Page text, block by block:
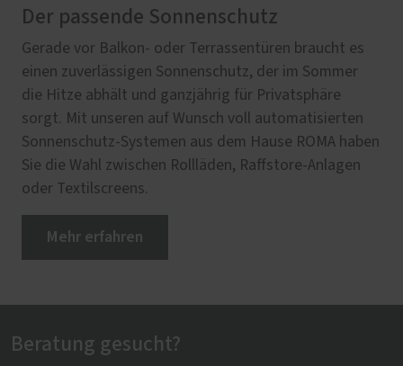
Der passende Sonnenschutz
Gerade vor Balkon- oder Terrassentüren braucht es
einen zuverlässigen Sonnenschutz, der im Sommer
die Hitze abhält und ganzjährig für Privatsphäre
sorgt. Mit unseren auf Wunsch voll automatisierten
Sonnenschutz-Systemen aus dem Hause ROMA haben
Sie die Wahl zwischen Rollläden, Raffstore-Anlagen
oder Textilscreens.
Mehr erfahren
Beratung gesucht?